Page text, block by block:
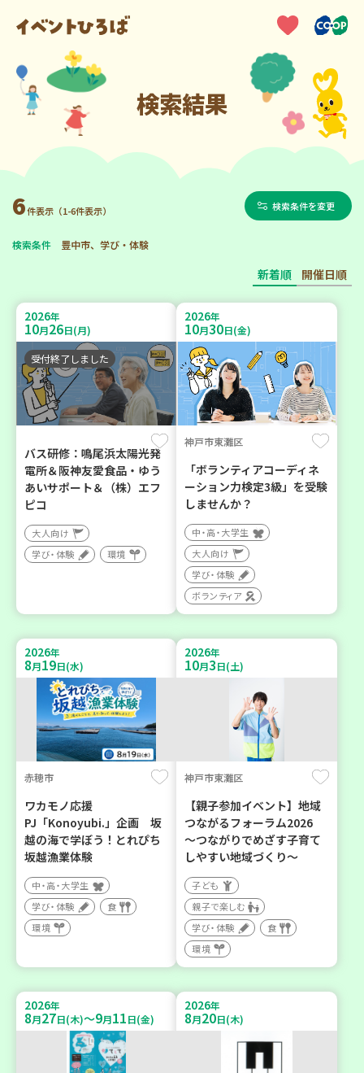
検索結果
6件表示（1-6件表示） 検索条件を変更
検索条件 豊中市、学び・体験
新着順 開催日順
2026年
10月26日(月)
受付終了しました
バス研修：鳴尾浜太陽光発
電所＆阪神友愛食品・ゆう
あいサポート＆（株）エフ
ピコ
大人向け
学び・体験
環境
2026年
10月30日(金)
神戸市東灘区
「ボランティアコーディネ
ーション力検定3級」を受験
しませんか？
中・高・大学生
大人向け
学び・体験
ボランティア
2026年
8月19日(水)
赤穂市
ワカモノ応援
PJ「Konoyubi.」企画 坂
越の海で学ぼう！とれぴち
坂越漁業体験
中・高・大学生
学び・体験
食
環境
2026年
10月3日(土)
神戸市東灘区
【親子参加イベント】地域
つながるフォーラム2026
～つながりでめざす子育て
しやすい地域づくり～
子ども
親子で楽しむ
学び・体験
食
環境
2026年
8月27日(木)～9月11日(金)
2026年
8月20日(木)